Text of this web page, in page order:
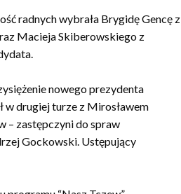
radnych wybrała Brygidę Gencę z
Macieja Skiberowskiego z
nowego prezydenta
w drugiej turze z Mirosławem
– zastępczyni do spraw
Gockowski. Ustępujący